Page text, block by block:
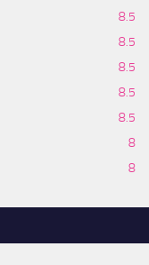
8.5
8.5
8.5
8.5
8.5
8
8